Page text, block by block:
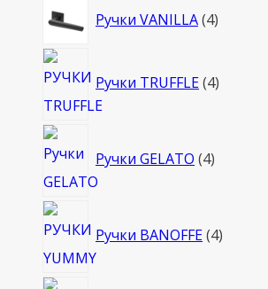
Ручки VANILLA 44
Ручки TRUFFLE 4товара
Ручки GELATO 4товара
Ручки BANOFFE 4товара